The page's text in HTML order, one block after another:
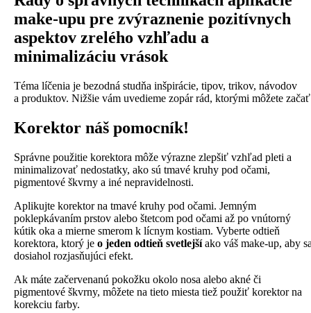
make-upu pre zvýraznenie pozitívnych
aspektov zrelého vzhľadu a
minimalizáciu vrások
Téma líčenia je bezodná studňa inšpirácie, tipov, trikov, návodov
a produktov. Nižšie vám uvedieme zopár rád, ktorými môžete
Korektor náš pomocník!
Správne použitie korektora môže výrazne zlepšiť vzhľad pleti a
minimalizovať nedostatky, ako sú tmavé kruhy pod očami,
pigmentové škvrny a iné nepravidelnosti.
Aplikujte korektor na tmavé kruhy pod očami. Jemným
poklepkávaním prstov alebo štetcom pod očami až po vnútorný
kútik oka a mierne smerom k lícnym kostiam. Vyberte odtieň
korektora, ktorý je o jeden odtieň svetlejšíako váš make-up, aby
dosiahol rozjasňujúci efekt.
Ak máte začervenanú pokožku okolo nosa alebo akné či
pigmentové škvrny, môžete na tieto miesta tiež použiť korektor na
korekciu farby.